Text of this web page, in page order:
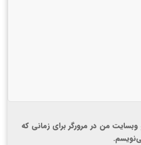
وبسایت من در مرورگر برای زمانی که